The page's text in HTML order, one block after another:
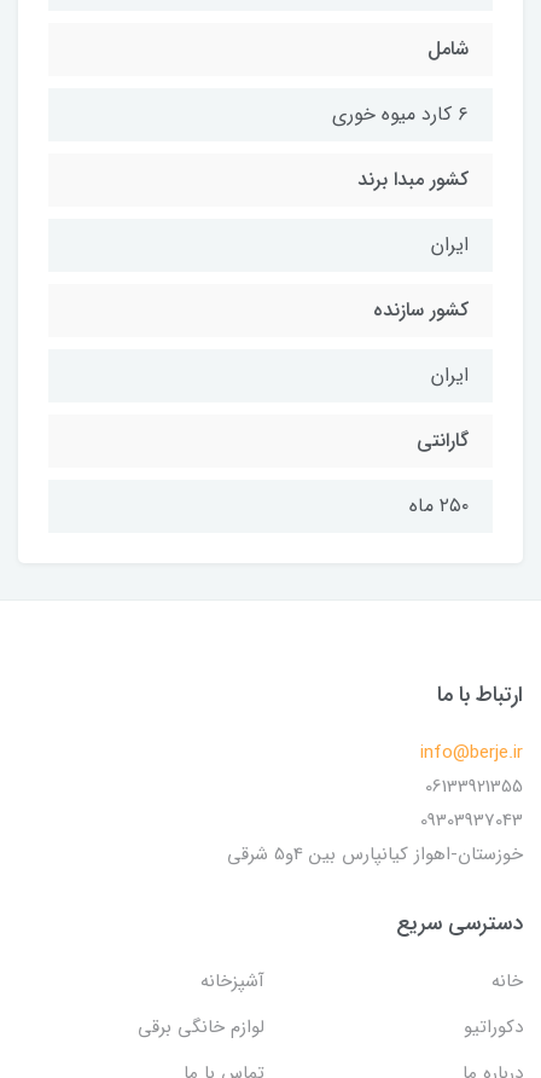
شامل
۶ کارد میوه خوری
کشور مبدا برند
ایران
کشور سازنده
ایران
گارانتی
۲۵۰ ماه
ارتباط با ما
info@berje.ir
06133921355
09303937043
خوزستان-اهواز کیانپارس بین 4و5 شرقی
دسترسی سریع
خانه
آشپزخانه
دکوراتیو
لوازم خانگی برقی